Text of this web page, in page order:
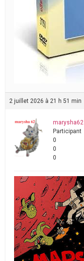
2 juillet 2026 à 21 h 51 min
marysha62
Participant
0
0
0